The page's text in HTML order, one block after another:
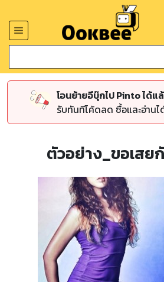
โอนย้ายอีบุ๊กไป Pinto ได้แ
รับทันทีโค้ดลด ซื้อและอ่าน
ตัวอย่าง_ขอเสย